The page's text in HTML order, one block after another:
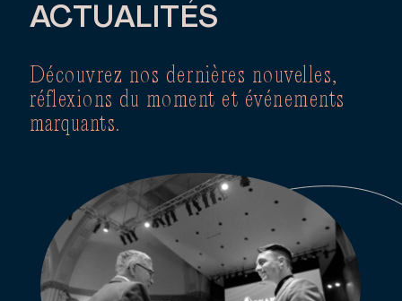
ACTUALITÉS
Découvrez nos dernières nouvelles,
réflexions du moment et événements
marquants.